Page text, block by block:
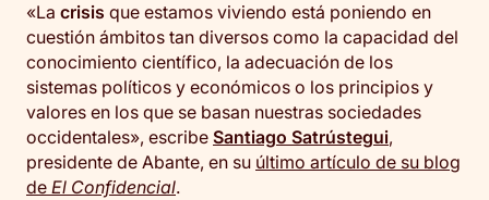
«La crisis que estamos viviendo está poniendo en
cuestión ámbitos tan diversos como la capacidad del
conocimiento científico, la adecuación de los
sistemas políticos y económicos o los principios y
valores en los que se basan nuestras sociedades
occidentales», escribe Santiago Satrústegui,
presidente de Abante, en su último artículo de su blog
de El Confidencial.